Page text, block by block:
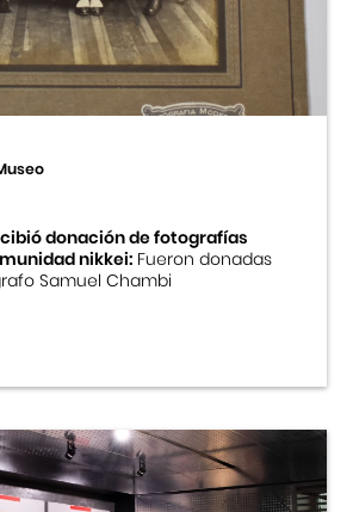
Peruano Japonés
Inmigración Japonesa
Japonés
donación de fotografías
nikkei:Fueron donadas
Samuel Chambi